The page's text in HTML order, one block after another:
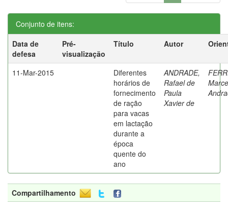
Conjunto de itens:
Data de
defesa
Pré-
visualização
Título Autor
11-Mar-2015
Diferentes
horários de
fornecimento
de ração
para vacas
em lactação
durante a
época
quente do
ano
ANDRADE,
Rafael de
Paula
Xavier de
Compartilhamento